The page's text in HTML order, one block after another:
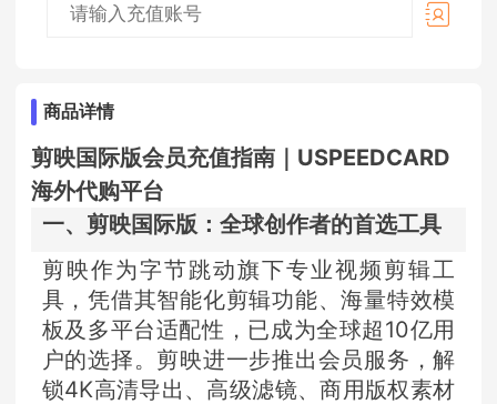
商品详情
剪映国际版会员充值指南｜USPEEDCARD
海外代购平台
一、剪映国际版：全球创作者的首选工具
剪映作为字节跳动旗下专业视频剪辑工
具，凭借其智能化剪辑功能、海量特效模
板及多平台适配性，已成为全球超10亿用
户的选择。剪映进一步推出会员服务，解
锁4K高清导出、高级滤镜、商用版权素材